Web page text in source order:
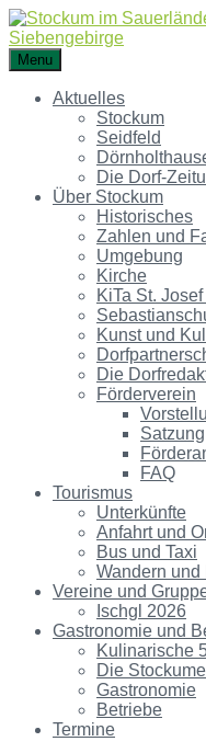
Menu
Aktuelles
Stockum
Seidfeld
Die Dorf-
Über Stockum
Historisches
Zahlen und
Umgebung
Kirche
KiTa St.
Kunst und
Die
Förderverein
Satzung
FAQ
Tourismus
Unterkünfte
Anfahrt und
Bus und Taxi
Wandern und
Vereine und
Ischgl 2026
Gastronomie und
Kulinarische
Die
Gastronomie
Betriebe
Termine